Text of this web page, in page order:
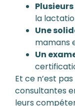
la
Une
mamans
Un
Et ce n’est
consultantes
leurs